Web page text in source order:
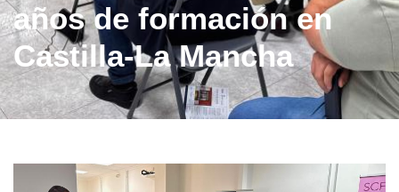
años de formación en
Castilla-La Mancha